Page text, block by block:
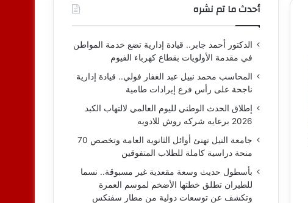
أحدث ما تم نشره
الدكتور أحمد جابر.. قيادة إدارية تضع خدمة المواطن
في مقدمة الأولويات بقطاع كهرباء الفيوم
المحاسب محمد نبيل عبد الغفار فولي.. قيادة إدارية
ناجحة على رأس فرع إيرادات طامية
إطلاق الحدث الوطني لليوم العالمي لالتهاب الكبد
2026 برعايه شركه روش للادويه
جامعة النيل تهنئ أوائل الثانوية العامة وتخصص 70
منحة دراسية كاملة للطلاب المتفوقين
بأسطول حديث وسعة مقعدية غير مسبوقة.. نسما
للطيران تطلق خطتها الأضخم لموسم العمرة
وتكشف عن توسعات دولية من مطار سفنكس